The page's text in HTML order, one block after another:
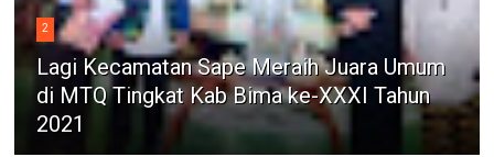
2
Lagi Kecamatan Sape Meraih Juara Umum
di MTQ Tingkat Kab Bima ke-XXXI Tahun
2021